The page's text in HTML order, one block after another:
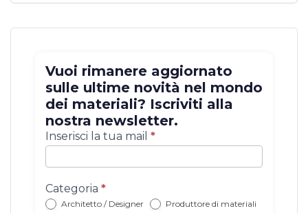
Vuoi rimanere aggiornato
sulle ultime novità nel mondo
dei materiali? Iscriviti alla
nostra newsletter.
Iscrizione
newsletter
con
Inserisci la tua mail *
Categoria *
Architetto / Designer
Produttore di materiali